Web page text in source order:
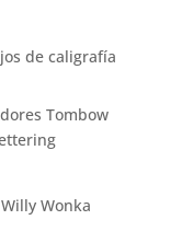
de caligrafía
Tombow
Wonka